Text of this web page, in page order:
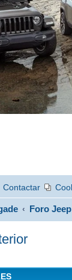
Contactar
Foro